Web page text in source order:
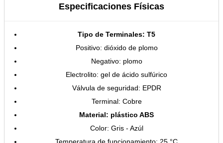
Especificaciones Físicas
Tipo de Terminales: T5
Positivo: dióxido de plomo
Negativo: plomo
Electrolito: gel de ácido sulfúrico
Válvula de seguridad: EPDR
Terminal: Cobre
Material: plástico ABS
Color: Gris - Azúl
Temperatura de funcionamiento: 25 °C